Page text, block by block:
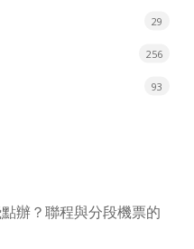
29
256
93
辦？聯程與分段機票的